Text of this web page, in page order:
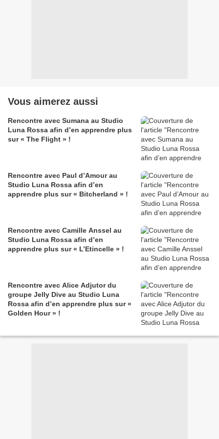
Vous aimerez aussi
Rencontre avec Sumana au Studio
Luna Rossa afin d’en apprendre plus
sur « The Flight » !
Rencontre avec Paul d’Amour au
Studio Luna Rossa afin d’en
apprendre plus sur « Bitcherland » !
Rencontre avec Camille Anssel au
Studio Luna Rossa afin d’en
apprendre plus sur « L’Etincelle » !
Rencontre avec Alice Adjutor du
groupe Jelly Dive au Studio Luna
Rossa afin d’en apprendre plus sur «
Golden Hour » !